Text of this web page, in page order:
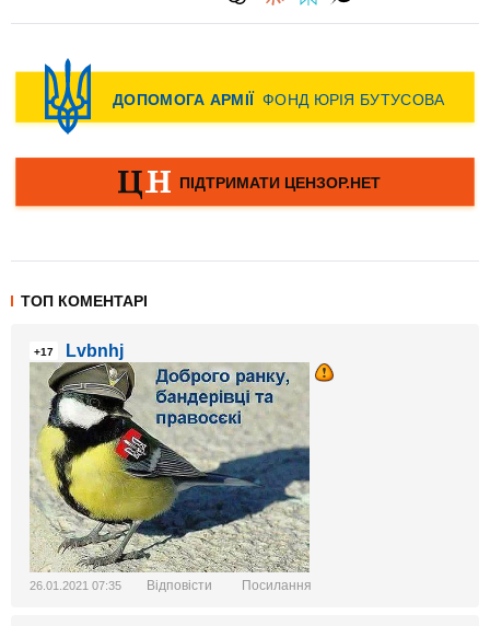
ТОП КОМЕНТАРІ
+17 Lvbnhj
26.01.2021 07:35 Відповісти Посилання